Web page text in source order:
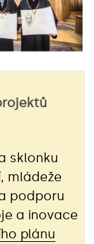
sklonku
mládeže
podporu
a inovace
plánu